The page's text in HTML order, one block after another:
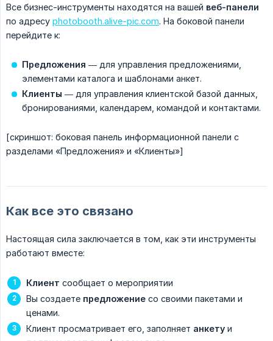
Все бизнес-инструменты находятся на вашей веб-панели
по адресу photobooth.alive-pic.com. На боковой панели
перейдите к:
Предложения — для управления предложениями,
элементами каталога и шаблонами анкет.
Клиенты — для управления клиентской базой данных,
бронированиями, календарем, командой и контактами.
[скриншот: боковая панель информационной панели с
разделами «Предложения» и «Клиенты»]
Как все это связано
Настоящая сила заключается в том, как эти инструменты
работают вместе:
Клиент сообщает о мероприятии
Вы создаете предложение со своими пакетами и
ценами.
Клиент просматривает его, заполняет анкету и